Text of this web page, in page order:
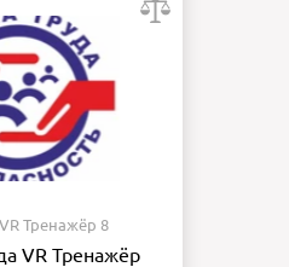
Тренажёр 8
VR Тренажёр